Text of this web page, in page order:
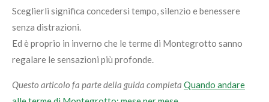
Sceglierli significa concedersi tempo, silenzio e benessere
senza distrazioni.
Ed è proprio in inverno che le terme di Montegrotto sanno
regalare le sensazioni più profonde.
Questo articolo fa parte della guida completa Quando andare